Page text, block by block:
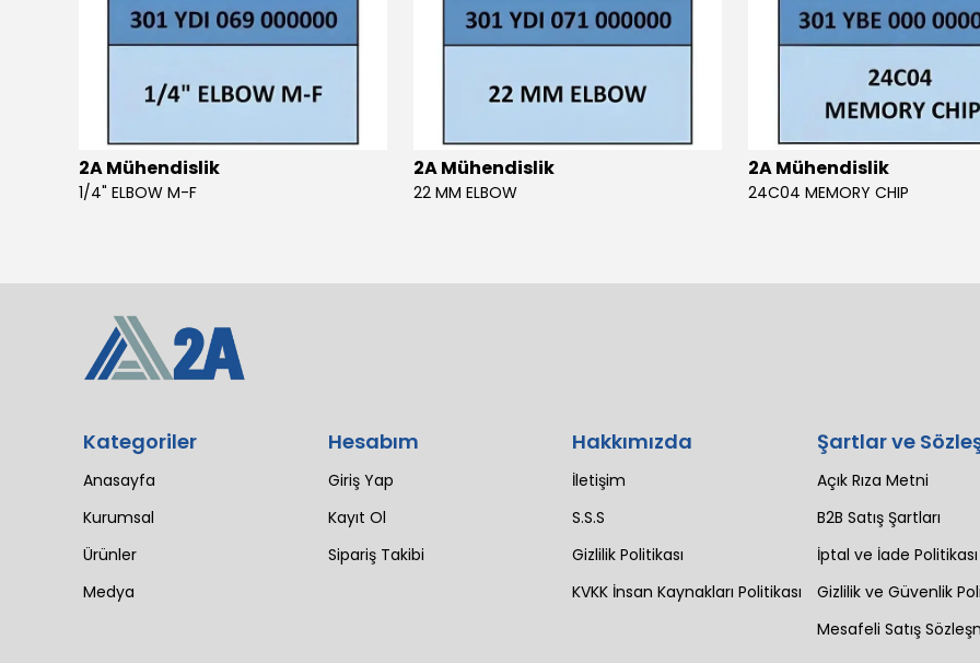
2A Mühendislik
1/4" ELBOW M-F
2A Mühendislik
22 MM ELBOW
2A Mühendislik
24C04 MEMORY CHIP
Kategoriler
Anasayfa
Kurumsal
Ürünler
Medya
Hesabım
Giriş Yap
Kayıt Ol
Sipariş Takibi
Hakkımızda
İletişim
S.S.S
Gizlilik Politikası
KVKK İnsan Kaynakları Politikası
Şartlar ve
Açık Rıza Metni
B2B Satış Şartları
İptal ve İade Politikası
Gizlilik ve Güvenlik
Mesafeli Satış